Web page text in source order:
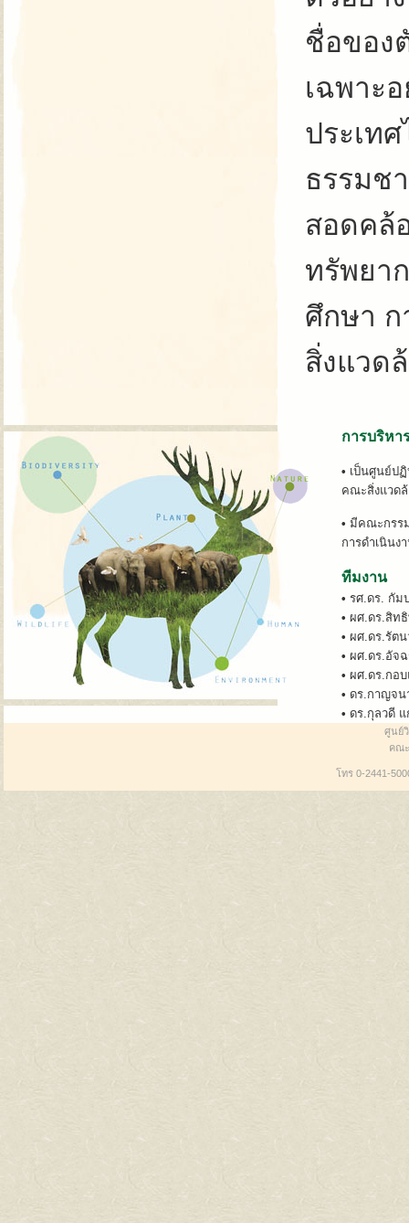
ชื่อของ
เฉพาะ
ประเท
ธรรมช
สอดคล้
ทรัพยา
ศึกษา ก
สิ่งแวด
การบริหา
• เป็นศูนย์ปฏิ
คณะสิ่งแวด
• มีคณะกรร
การดำเนินง
ทีมงาน
• รศ.
• ผศ.
• ผศ.
• ผศ.ด
• ผศ.ด
• ดร.
• ดร.กุ
ศูนย์
คณ
โทร 0-2441-